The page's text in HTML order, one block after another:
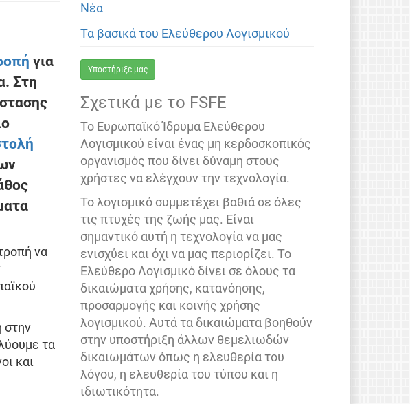
για
Στη
να
στην
τα
και
Νέα
Τα βασικά του Ελεύθερου Λογισμικού
Υποστήριξέ μας
Σχετικά με το FSFE
Το Ευρωπαϊκό Ίδρυμα Ελεύθερου
Λογισμικού είναι ένας μη κερδοσκοπικός
οργανισμός που δίνει δύναμη στους
χρήστες να ελέγχουν την τεχνολογία.
Το λογισμικό συμμετέχει βαθιά σε όλες
τις πτυχές της ζωής μας. Είναι
σημαντικό αυτή η τεχνολογία να μας
ενισχύει και όχι να μας περιορίζει. Το
Ελεύθερο Λογισμικό δίνει σε όλους τα
δικαιώματα χρήσης, κατανόησης,
προσαρμογής και κοινής χρήσης
λογισμικού. Αυτά τα δικαιώματα βοηθούν
στην υποστήριξη άλλων θεμελιωδών
δικαιωμάτων όπως η ελευθερία του
λόγου, η ελευθερία του τύπου και η
ιδιωτικότητα.